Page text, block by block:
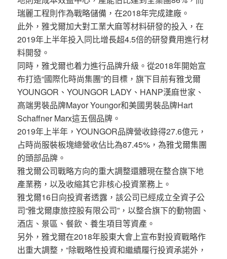
瑞麗工程則作為戰略儲備，在2018年完成建廠。
此外，雅戈爾加大對工業大麻等材料研發的投入，在
2019年上半年投入同比增長超4.5倍的研發費用進行材
料開發。
同時，雅戈爾也着力進行品牌升級。從2018年開始宣
布打造“國際化時尚集團”的目標，旗下目前有雅戈爾
YOUNGOR、YOUNGOR LADY、HANP漢麻世家、
高端男裝品牌Mayor Youngor和美國男裝品牌Hart
Schaffner Marx這五個品牌。
2019年上半年，YOUNGOR品牌營收錄得27.6億元，
占時尚服裝板塊總營收佔比為87.45%，為雅戈爾集團
的頭部品牌。
雅戈爾公司戰略方向的重大調整還體現在整合旗下地
產業務，以及收縮其它非核心投資業務上。
雅戈爾16日向投資者透露，該公司已經成立全資子公
司“雅戈爾康旅控股有限公司”，以整合旗下的動物園、
酒店、景區、餐飲、養生項目等資產。
另外，雅戈爾在2018年股東大會上宣布對投資戰略作
出重大調整，“除戰略性投資和繼續履行投資承諾外，